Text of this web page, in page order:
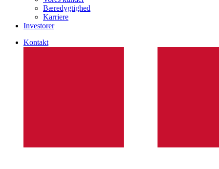
Bæredygtighed
Karriere
Investorer
Kontakt